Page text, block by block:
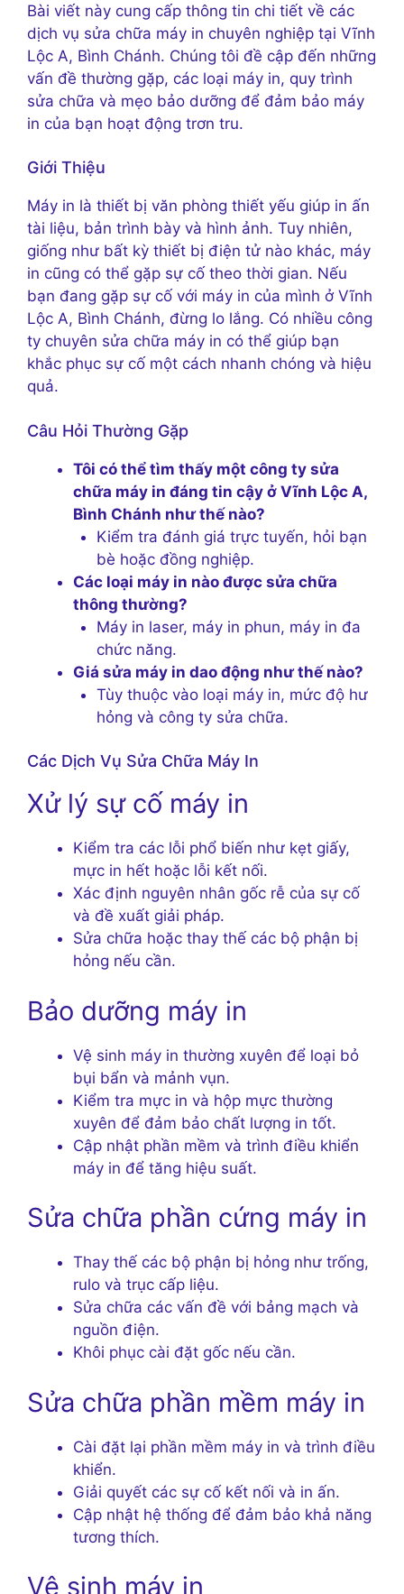
Bài viết này cung cấp thông tin chi tiết về các
dịch vụ sửa chữa máy in chuyên nghiệp tại Vĩnh
Lộc A, Bình Chánh. Chúng tôi đề cập đến những
vấn đề thường gặp, các loại máy in, quy trình
sửa chữa và mẹo bảo dưỡng để đảm bảo máy
in của bạn hoạt động trơn tru.
Giới Thiệu
Máy in là thiết bị văn phòng thiết yếu giúp in ấn
tài liệu, bản trình bày và hình ảnh. Tuy nhiên,
giống như bất kỳ thiết bị điện tử nào khác, máy
in cũng có thể gặp sự cố theo thời gian. Nếu
bạn đang gặp sự cố với máy in của mình ở Vĩnh
Lộc A, Bình Chánh, đừng lo lắng. Có nhiều công
ty chuyên sửa chữa máy in có thể giúp bạn
khắc phục sự cố một cách nhanh chóng và hiệu
quả.
Câu Hỏi Thường Gặp
Tôi có thể tìm thấy một công ty sửa
chữa máy in đáng tin cậy ở Vĩnh Lộc A,
Bình Chánh như thế nào?
Kiểm tra đánh giá trực tuyến, hỏi bạn
bè hoặc đồng nghiệp.
Các loại máy in nào được sửa chữa
thông thường?
Máy in laser, máy in phun, máy in đa
chức năng.
Giá sửa máy in dao động như thế nào?
Tùy thuộc vào loại máy in, mức độ hư
hỏng và công ty sửa chữa.
Các Dịch Vụ Sửa Chữa Máy In
Xử lý sự cố máy in
Kiểm tra các lỗi phổ biến như kẹt giấy,
mực in hết hoặc lỗi kết nối.
Xác định nguyên nhân gốc rễ của sự cố
và đề xuất giải pháp.
Sửa chữa hoặc thay thế các bộ phận bị
hỏng nếu cần.
Bảo dưỡng máy in
Vệ sinh máy in thường xuyên để loại bỏ
bụi bẩn và mảnh vụn.
Kiểm tra mực in và hộp mực thường
xuyên để đảm bảo chất lượng in tốt.
Cập nhật phần mềm và trình điều khiển
máy in để tăng hiệu suất.
Sửa chữa phần cứng máy in
Thay thế các bộ phận bị hỏng như trống,
rulo và trục cấp liệu.
Sửa chữa các vấn đề với bảng mạch và
nguồn điện.
Khôi phục cài đặt gốc nếu cần.
Sửa chữa phần mềm máy in
Cài đặt lại phần mềm máy in và trình điều
khiển.
Giải quyết các sự cố kết nối và in ấn.
Cập nhật hệ thống để đảm bảo khả năng
tương thích.
Vệ sinh máy in